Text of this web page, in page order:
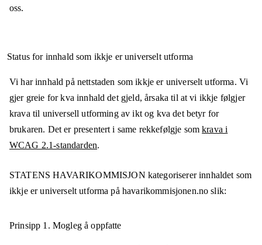
oss.
Status for innhald som ikkje er universelt utforma
Vi har innhald på nettstaden som ikkje er universelt utforma. Vi
gjer greie for kva innhald det gjeld, årsaka til at vi ikkje følgjer
krava til universell utforming av ikt og kva det betyr for
brukaren. Det er presentert i same rekkefølgje somkrava i
WCAG 2.1-standarden.
STATENS HAVARIKOMMISJON kategoriserer innhaldet som
ikkje er universelt utforma på havarikommisjonen.no slik:
Prinsipp 1. Mogleg å oppfatte